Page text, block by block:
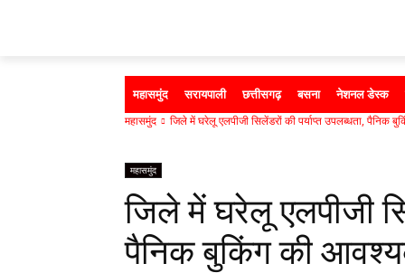
महासमुंद सरायपाली छत्तीसगढ़ बसना नेशनल डेस्क
महासमुंद जिले में घरेलू एलपीजी सिलेंडरों की पर्याप्त उपलब्धता, पैनिक
महासमुंद
जिले में घरेलू एलपीजी
पैनिक बुकिंग की